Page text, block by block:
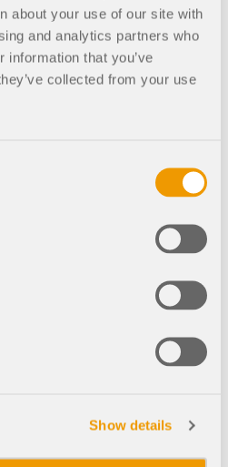
about your use of our site with
and analytics partners who
information that you’ve
collected from your use
Show details
859x 7x
| 8
779x 13x
| 1